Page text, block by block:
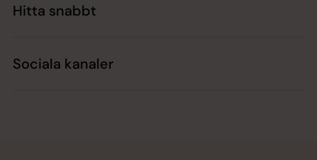
Hitta snabbt
Sociala kanaler